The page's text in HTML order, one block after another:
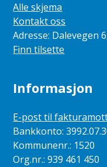
Alle skjema
Kontakt oss
Adresse: Dalevegen
Finn tilsette
Informasjon
E-post til
Bankkonto:
Kommunenr.: 1520
Org.nr.: 939 461 450